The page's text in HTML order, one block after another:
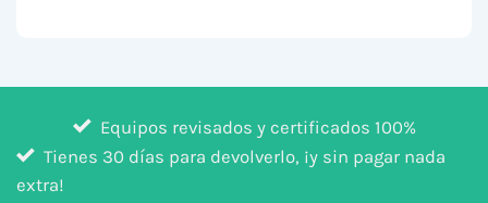
Equipos revisados y certificados 100%
Tienes 30 días para devolverlo, ¡y sin pagar nada
extra!